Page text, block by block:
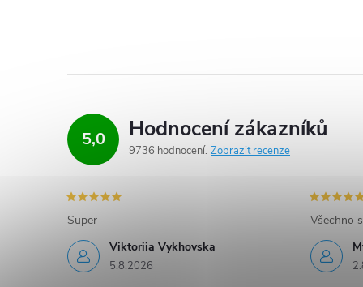
5,0 Hodnocení zákazníků
9736 hodnocení Zobrazit recenze
Viktoriia Vykhovska
5.8.2026
Super
Všechno